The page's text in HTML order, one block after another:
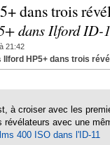
dans trois
dans Ilford ID-
21:42
Ilford HP5+ dans trois
à croiser avec les
révélateurs avec une
400 ISO dans l'ID-11